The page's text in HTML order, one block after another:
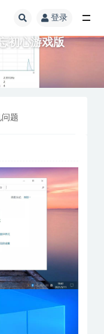
登录
初心游戏版
问题